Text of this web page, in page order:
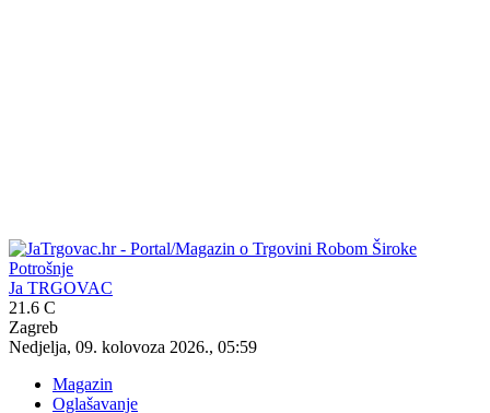
Ja TRGOVAC
21.6 C
Zagreb
Nedjelja, 09. kolovoza 2026., 05:59
Magazin
Oglašavanje